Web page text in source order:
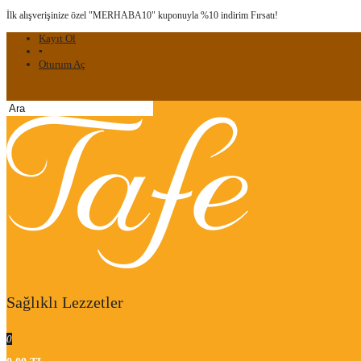
İlk alışverişinize özel "MERHABA10" kuponuyla %10 indirim Fırsatı!
Kayıt Ol
▪
Oturum Aç
Sağlıklı Lezzetler
0